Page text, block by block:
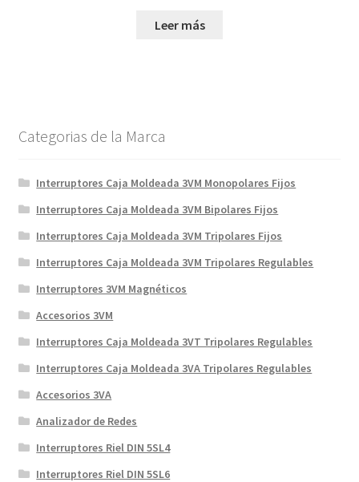
Leer más
Categorias de la Marca
Interruptores Caja Moldeada 3VM Monopolares Fijos
Interruptores Caja Moldeada 3VM Bipolares Fijos
Interruptores Caja Moldeada 3VM Tripolares Fijos
Interruptores Caja Moldeada 3VM Tripolares Regulables
Interruptores 3VM Magnéticos
Accesorios 3VM
Interruptores Caja Moldeada 3VT Tripolares Regulables
Interruptores Caja Moldeada 3VA Tripolares Regulables
Accesorios 3VA
Analizador de Redes
Interruptores Riel DIN 5SL4
Interruptores Riel DIN 5SL6